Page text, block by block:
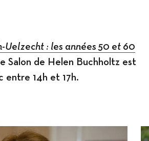
Uelzecht : les années 50 et 60
Salon de Helen Buchholtz est
entre 14h et 17h.